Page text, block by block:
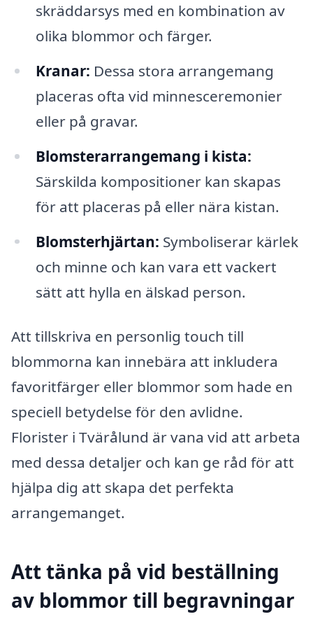
skräddarsys med en kombination av
olika blommor och färger.
Kranar: Dessa stora arrangemang
placeras ofta vid minnesceremonier
eller på gravar.
Blomsterarrangemang i kista:
Särskilda kompositioner kan skapas
för att placeras på eller nära kistan.
Blomsterhjärtan: Symboliserar kärlek
och minne och kan vara ett vackert
sätt att hylla en älskad person.
Att tillskriva en personlig touch till
blommorna kan innebära att inkludera
favoritfärger eller blommor som hade en
speciell betydelse för den avlidne.
Florister i Tvärålund är vana vid att arbeta
med dessa detaljer och kan ge råd för att
hjälpa dig att skapa det perfekta
arrangemanget.
Att tänka på vid beställning
av blommor till begravningar